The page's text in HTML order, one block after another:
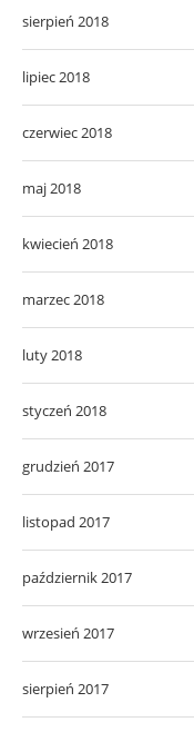
sierpień 2018
lipiec 2018
czerwiec 2018
maj 2018
kwiecień 2018
marzec 2018
luty 2018
styczeń 2018
grudzień 2017
listopad 2017
październik 2017
wrzesień 2017
sierpień 2017